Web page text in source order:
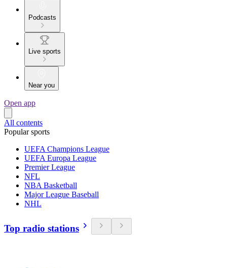
Podcasts
Live sports
Near you
Open app
All contents
Popular sports
UEFA Champions League
UEFA Europa League
Premier League
NFL
NBA Basketball
Major League Baseball
NHL
Top radio stations